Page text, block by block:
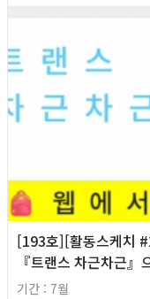
[193호][활동스케치
『트랜스 차근차근』
기간 : 7월